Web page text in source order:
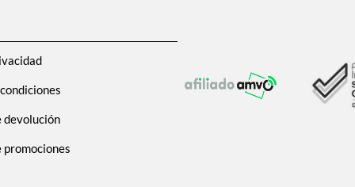
devolución
promociones